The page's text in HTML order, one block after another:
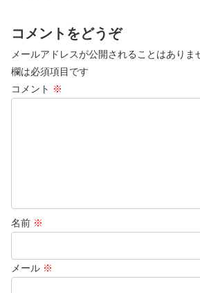
コメントをどうぞ
メールアドレスが公開されることはありま
欄は必須項目です
コメント ※
名前 ※
メール ※